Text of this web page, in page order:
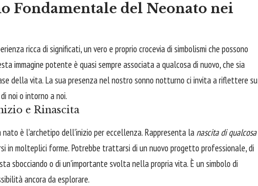
Fondamentale del Neonato nei
ricca di significati, un vero e proprio crocevia di simbolismi che possono
immagine potente è quasi sempre associata a qualcosa di nuovo, che sia
della vita. La sua presenza nel nostro sonno notturno ci invita a riflettere su
noi o intorno a noi.
e Rinascita
nato è l'archetipo dell'inizio per eccellenza. Rappresenta la nascita di qualcosa
in molteplici forme. Potrebbe trattarsi di un nuovo progetto professionale, di
sbocciando o di un'importante svolta nella propria vita. È un simbolo di
ancora da esplorare.